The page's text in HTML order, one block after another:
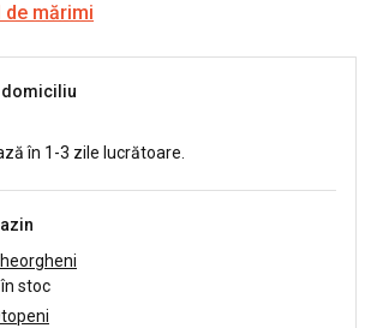
de mărimi
domiciliu
în 1-3 zile lucrătoare.
stoc